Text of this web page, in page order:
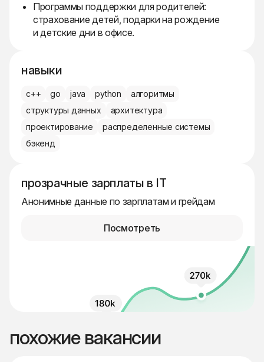
Программы поддержки для родителей:
страхование детей, подарки на рождение
и детские дни в офисе.
навыки
c++ go java python
алгоритмы
структуры данных
архитектура
проектирование
распределенные системы
бэкенд
прозрачные зарплаты в IT
Анонимные данные по зарплатам и грейдам
Посмотреть
похожие вакансии